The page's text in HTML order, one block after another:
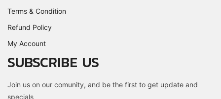
Terms & Condition
Refund Policy
My Account
SUBSCRIBE US
Join us on our comunity, and be the first to get update and
specials